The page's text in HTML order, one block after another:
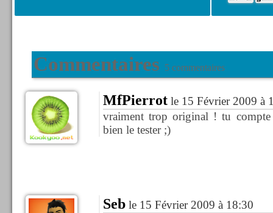
Commentaires 5 commentaires
MfPierrotle 15 Février 2009 à
vraiment trop original ! tu
bien le tester ;)
Seble 15 Février 2009 à 18:30